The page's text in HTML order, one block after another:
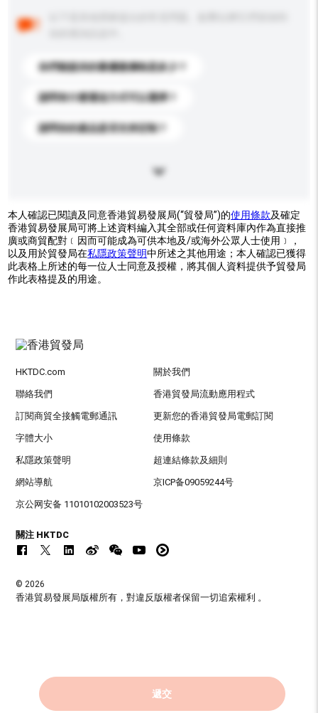
你們能提供的最優惠價格是多少？
請問有什麼運送方式可以選擇？
請問你的產品是否支持定制？
本人確認已閱讀及同意香港貿易發展局(“貿發局”)的使用條款及確定
香港貿易發展局可將上述資料編入其全部或任何資料庫內作為直接推
廣或商貿配對﹝因而可能成為可供本地及/或海外公眾人士使用﹞，
以及用於貿發局在私隱政策聲明中所述之其他用途；本人確認已獲得
此表格上所述的每一位人士同意及授權，將其個人資料提供予貿發局
作此表格提及的用途。
遞交
HKTDC.com 關於我們
聯絡我們 香港貿發局流動應用程式
訂閱商貿全接觸電郵通訊 更新您的香港貿發局電郵訂閱
字體大小 使用條款
私隱政策聲明 超連結條款及細則
網站導航 京ICP备09059244号
京公网安备 11010102003523号
關注 HKTDC
© 2026
香港貿易發展局版權所有，對違反版權者保留一切追索權利 。